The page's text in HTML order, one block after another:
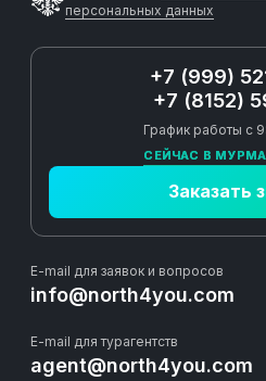
персональных данных
+7 (999)
+7 (8152)
Заказать
График работы с
СЕЙЧАС В
E-mail для заявок и вопросов
info@north4you.com
E-mail для турагентств
agent@north4you.com